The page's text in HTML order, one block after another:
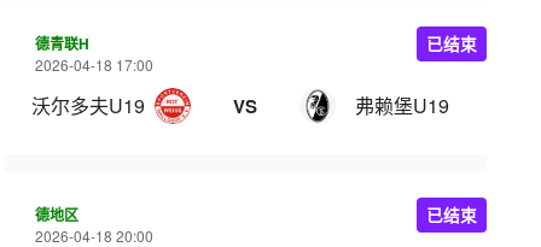
德青联H
2026-04-18 17:00
沃尔多夫U19 VS 弗赖堡U19
已结束
德地区
2026-04-18 20:00
已结束